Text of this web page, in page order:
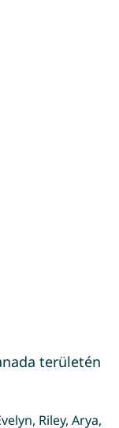
területén
Riley, Arya,